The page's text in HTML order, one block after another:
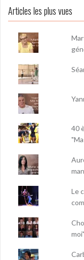
Articles les plus vues
40
Le
moi"